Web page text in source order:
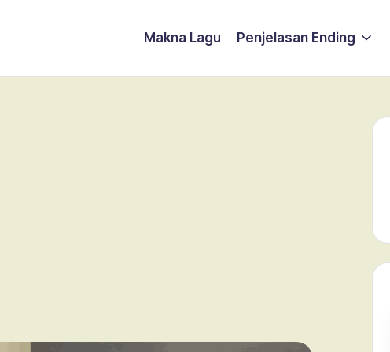
Makna Lagu Penjelasan Ending